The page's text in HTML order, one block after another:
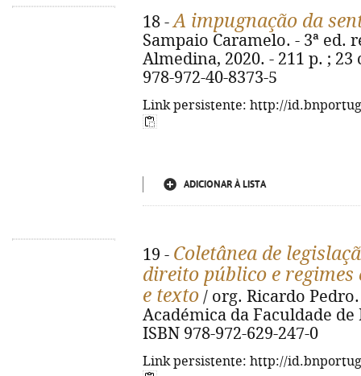
18 -A impugnação da
Sampaio Caramelo. - 3ª ed.
Almedina, 2020. - 211 p. ;
978-972-40-8373-5
Link persistente: http://
ADICIONAR À LISTA
19 - Coletânea de
direito público e regimes
e texto / org. Ricardo
Académica da Faculdade de
ISBN 978-972-629-247-0
Link persistente: http://